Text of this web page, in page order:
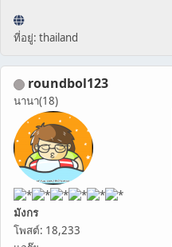
ที่อยู่: thailand
roundbol123
นานา(18)
มังกร
โพสต์: 18,233